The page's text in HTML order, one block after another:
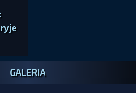
GALERIA